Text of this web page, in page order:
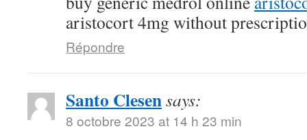
aristocort 4mg without
Répondre
Santo Clesensays:
8 octobre 2023 at 14 h 23 min